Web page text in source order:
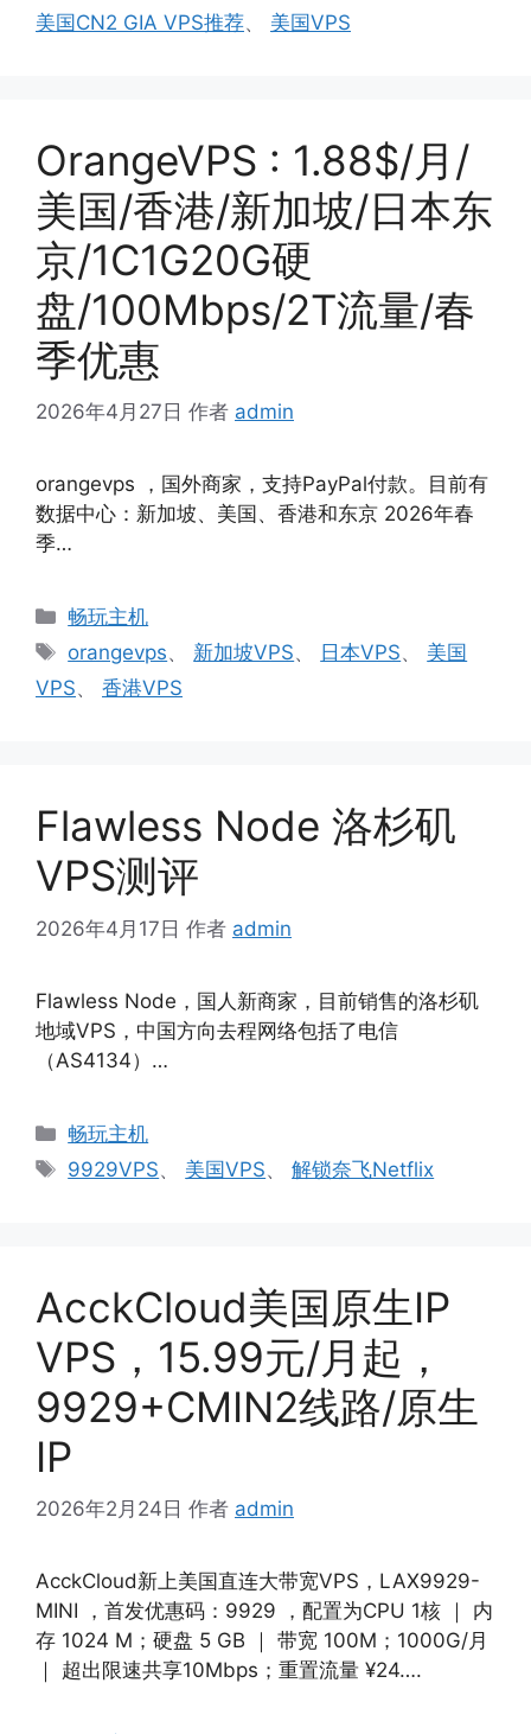
美国CN2 GIA VPS推荐、 美国VPS
OrangeVPS : 1.88$/月/
美国/香港/新加坡/日本东
京/1C1G20G硬
盘/100Mbps/2T流量/春
季优惠
2026年4月27日 作者 admin
orangevps ，国外商家，支持PayPal付款。目前有
数据中心：新加坡、美国、香港和东京 2026年春
季…
分
类
畅玩主机
标
签
orangevps、 新加坡VPS、 日本VPS、 美国
VPS、 香港VPS
Flawless Node 洛杉矶
VPS测评
2026年4月17日 作者 admin
Flawless Node，国人新商家，目前销售的洛杉矶
地域VPS，中国方向去程网络包括了电信
（AS4134）…
分
类
畅玩主机
标
9929VPS、 美国VPS、解锁奈飞Netflix
AcckCloud美国原生IP
VPS，15.99元/月起，
9929+CMIN2线路/原生
IP
2026年2月24日 作者 admin
AcckCloud新上美国直连大带宽VPS，LAX9929-
MINI ，首发优惠码：9929 ，配置为CPU 1核 ｜ 内
存 1024 M；硬盘 5 GB ｜ 带宽 100M；1000G/月
｜ 超出限速共享10Mbps；重置流量 ¥24….